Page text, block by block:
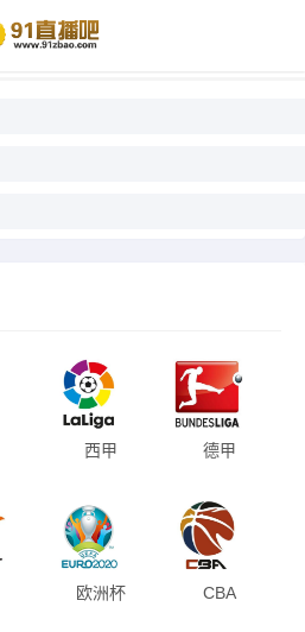
西甲 德甲
欧洲杯 CBA